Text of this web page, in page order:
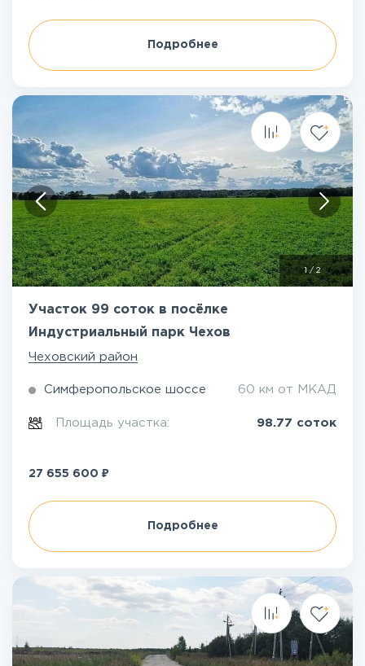
Подробнее
1/2
Участок 99 соток в посёлке
Индустриальный парк Чехов
Чеховский район
Симферопольское шоссе 60 км от МКАД
Площадь участка: 98.77 соток
27 655 600 ₽
Подробнее